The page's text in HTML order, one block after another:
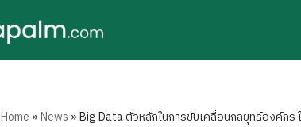
Home »News »Big Data ตัวหลักในการขับเคลื่อนกลยุทธ์องค์กร